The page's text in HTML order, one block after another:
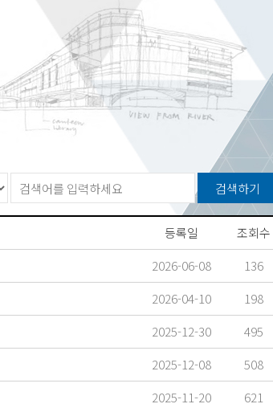
등록일
조회수
2026-06-08
136
2026-04-10
198
2025-12-30
495
2025-12-08
508
2025-11-20
621